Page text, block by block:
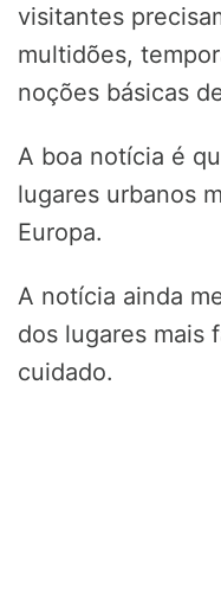
visitantes
multidões,
noções básicas
A boa notícia é
lugares urbanos
Europa.
A notícia ainda
dos lugares mais
cuidado.